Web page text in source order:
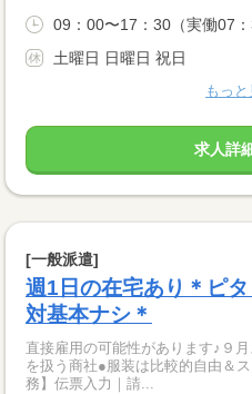
09：00〜17：30（実働07：
土曜日 日曜日 祝日
もっと
求人詳
[一般派遣]
週1日の在宅あり＊ピ
対基本ナシ＊
直接雇用の可能性があります♪９
を扱う商社●服装は比較的自由
務】伝票入力｜請...